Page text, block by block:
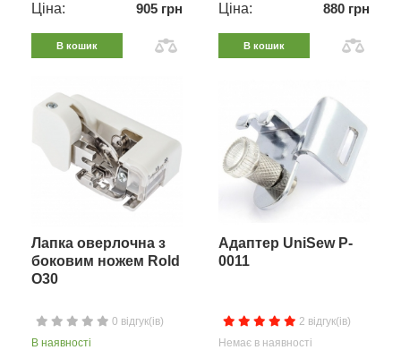
Ціна: 905 грн
В кошик
Ціна: 880 грн
В кошик
Лапка оверлочна з
боковим ножем Rold
O30
0 відгук(ів)
В наявності
Адаптер UniSew P-
0011
2 відгук(ів)
Немає в наявності